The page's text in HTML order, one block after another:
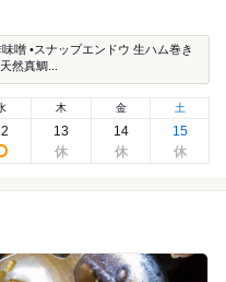
噌 •スナップエンドウ 生ハム巻き
天然真鯛...
木
13
金
14
土
15